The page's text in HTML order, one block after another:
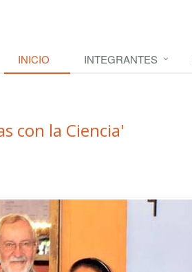
INICIO INTEGRANTES
con la Ciencia'